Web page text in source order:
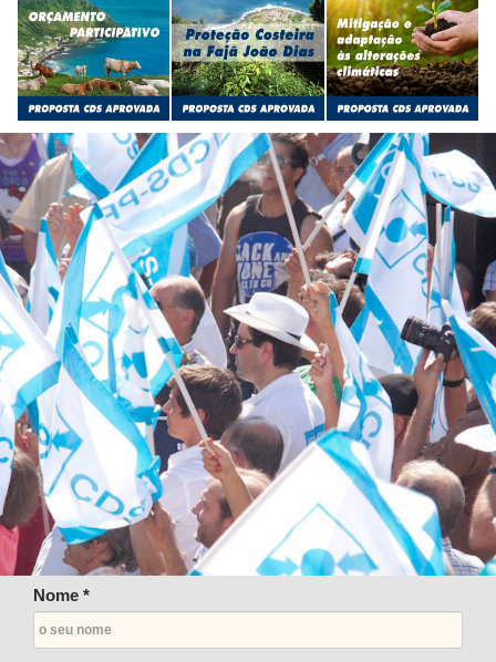
Nome *